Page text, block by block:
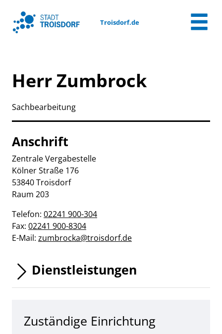
Zum Hauptinhalt springen
Troisdorf.de
Herr Zumbrock
Sachbearbeitung
Anschrift
Zentrale Vergabestelle
Kölner Straße 176
53840Troisdorf
Raum 203
Telefon: 02241 900-304
Fax: 02241 900-8304
E-Mail: zumbrocka@troisdorf.de
Dienstleistungen
Zuständige Einrichtung